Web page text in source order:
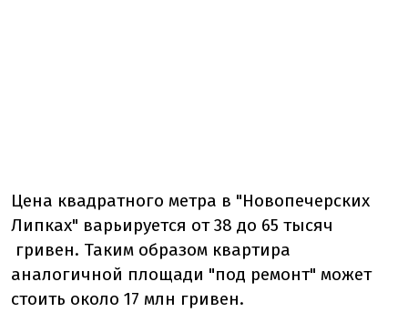
Цена квадратного метра в "Новопечерских
Липках" варьируется от 38 до 65 тысяч
гривен. Таким образом квартира
аналогичной площади "под ремонт" может
стоить около 17 млн гривен.